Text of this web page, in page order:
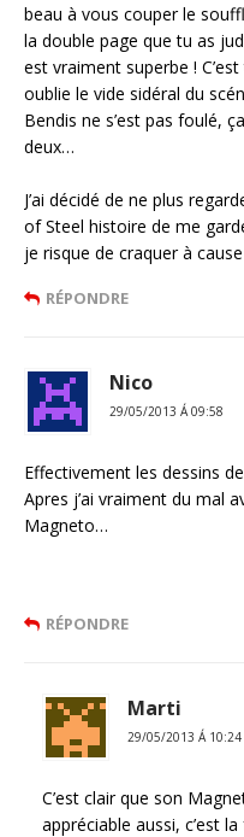
beau à vous couper le
la double page que tu as
est vraiment superbe !
oublie le vide sidéral du
Bendis ne s’est pas foulé,
deux…
J’ai décidé de ne plus
of Steel histoire de me
je risque de craquer à
RÉPONDRE
Nico
29/05/2013 Á 09:58
Effectivement les dessins
Apres j’ai vraiment du mal
Magneto…
RÉPONDRE
Marti
29/05/2013 Á 10:24
C’est clair que son
appréciable aussi, c’est